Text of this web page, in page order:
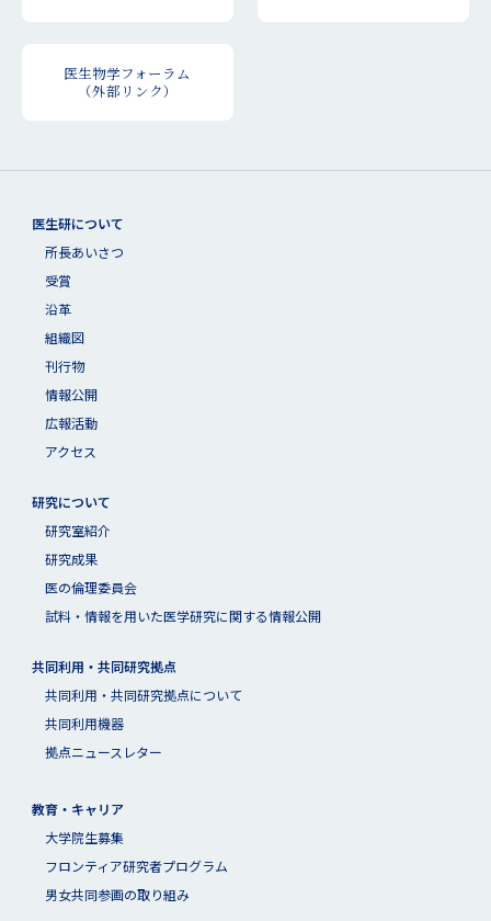
医生物学フォーラム
（外部リンク）
医生研について
所長あいさつ
受賞
沿革
組織図
刊行物
情報公開
広報活動
アクセス
研究について
研究室紹介
研究成果
医の倫理委員会
試料・情報を用いた医学研究に関する情報公開
共同利用・共同研究拠点
共同利⽤・共同研究拠点について
共同利用機器
拠点ニュースレター
教育・キャリア
大学院生募集
フロンティア研究者プログラム
男女共同参画の取り組み